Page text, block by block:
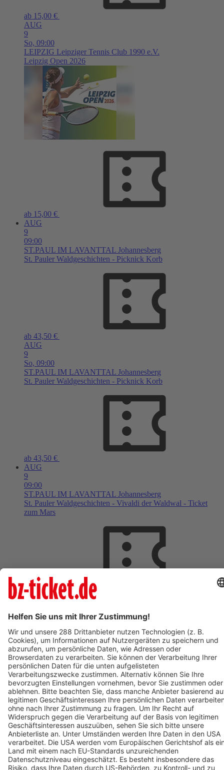
ab 15,00 €
AUG
9
So, 09:00
LEIPZIG Leipziger Tennis Club 1990 e.V.
Leipzig Open 2026
ab 15,00 €
AUG
9
09:00
ST.PAUL IM LAVANTTAL Johannesberg
St. Pauler Waldgeschichten - Picknick Korb
ab 43,50 €
AUG
9
So, 09:00
ST.PAUL IM LAVANTTAL Johannesberg
St. Pauler Waldgeschichten - Picknick Korb
ab 43,50 €
AUG
9
09:00
ST.PAUL IM LAVANTTAL Johannesberg
St. Pauler Waldgeschichten - Vivaldi der Waldwal - Ticket
zum Mars
ab 18,00 €
AUG
So, 09:00
St. Pauler Waldgeschichten - Vivaldi der Waldwal - Ticket
zum Mars
ab 18,00 €
AUG
9
09:00
OBERHAUSEN OBEX | Oberhausen
POLAR EXPERIENCE - Die immersive Ausstellung